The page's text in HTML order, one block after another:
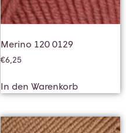
Merino 120 0129
€6,25
In den Warenkorb